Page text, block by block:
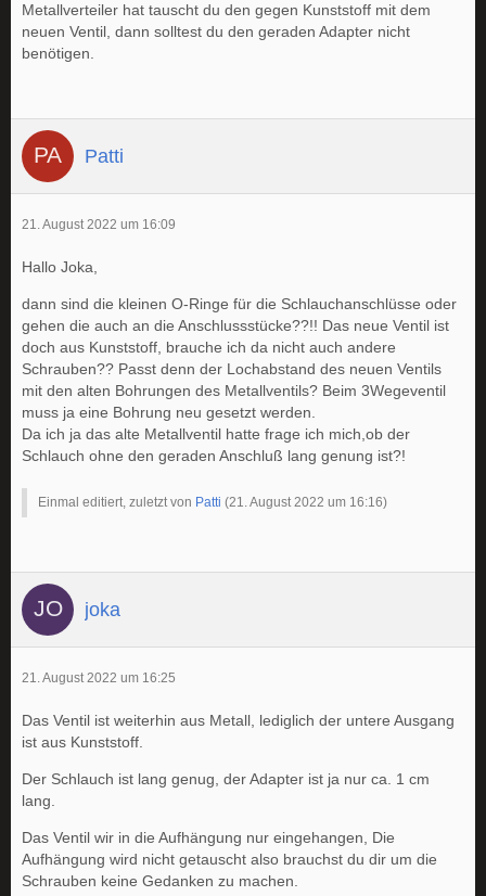
Metallverteiler hat tauscht du den gegen Kunststoff mit dem
neuen Ventil, dann solltest du den geraden Adapter nicht
benötigen.
Patti
21. August 2022 um 16:09
Hallo Joka,
dann sind die kleinen O-Ringe für die Schlauchanschlüsse oder
gehen die auch an die Anschlussstücke??!! Das neue Ventil ist
doch aus Kunststoff, brauche ich da nicht auch andere
Schrauben?? Passt denn der Lochabstand des neuen Ventils
mit den alten Bohrungen des Metallventils? Beim 3Wegeventil
muss ja eine Bohrung neu gesetzt werden.
Da ich ja das alte Metallventil hatte frage ich mich,ob der
Schlauch ohne den geraden Anschluß lang genung ist?!
Einmal editiert, zuletzt von Patti (21. August 2022 um 16:16)
joka
21. August 2022 um 16:25
Das Ventil ist weiterhin aus Metall, lediglich der untere Ausgang
ist aus Kunststoff.
Der Schlauch ist lang genug, der Adapter ist ja nur ca. 1 cm
lang.
Das Ventil wir in die Aufhängung nur eingehangen, Die
Aufhängung wird nicht getauscht also brauchst du dir um die
Schrauben keine Gedanken zu machen.